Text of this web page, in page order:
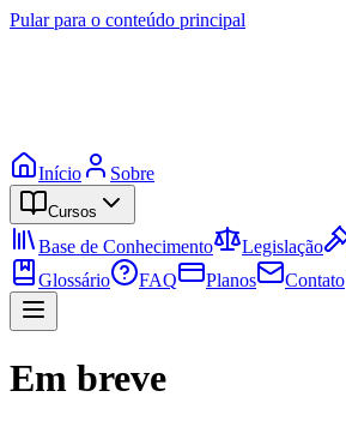
Pular para o conteúdo principal
Início Sobre
Cursos
Base de Conhecimento Legislação
Glossário
FAQ Planos Contato
Em breve